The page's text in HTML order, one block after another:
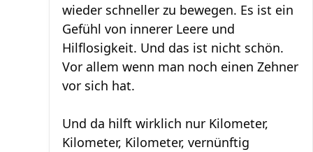
wieder schneller zu bewegen. Es ist ein
Gefühl von innerer Leere und
Hilflosigkeit. Und das ist nicht schön.
Vor allem wenn man noch einen Zehner
vor sich hat.
Und da hilft wirklich nur Kilometer,
Kilometer, Kilometer, vernünftig